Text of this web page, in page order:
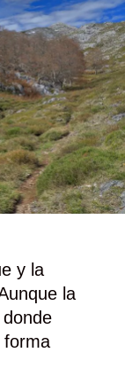
y la
la
forma